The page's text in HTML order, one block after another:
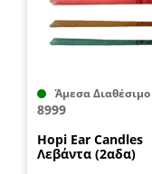
Άμεσα Διαθέσιμο
8999
Hopi Ear Candles
Λεβάντα (2αδα)